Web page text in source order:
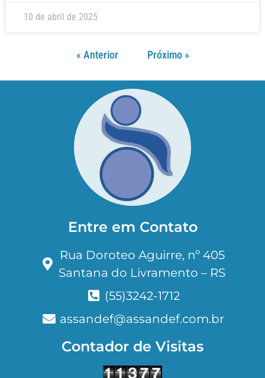
10 de abril de 2025
« Anterior Próximo »
Entre em Contato
Rua Doroteo Aguirre, nº 405
Santana do Livramento – RS
(55)3242-1712
assandef@assandef.com.br
Contador de Visitas